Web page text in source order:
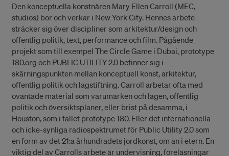
Den konceptuella konstnären Mary Ellen Carroll (MEC,
studios) bor och verkar i New York City. Hennes arbete
sträcker sig över discipliner som arkitektur/design och
offentlig politik, text, performance och film. Pågående
projekt som till exempel The Circle Game i Dubai, prototype
180.org och PUBLIC UTILITY 2.0 befinner sig i
skärningspunkten mellan konceptuell konst, arkitektur,
offentlig politik och lagstiftning. Carroll arbetar ofta med
oväntade material som varumärken och lagen, offentlig
politik och översiktsplaner, eller brist på desamma, i
Houston, som i fallet prototype 180. Eller det internationella
och icke-synliga radiospektrumet för Public Utility 2.0 som
en form av det 21:a århundradets jordkonst, om än i etern. En
viktig del av Carrolls arbete är undervisning, föreläsningar